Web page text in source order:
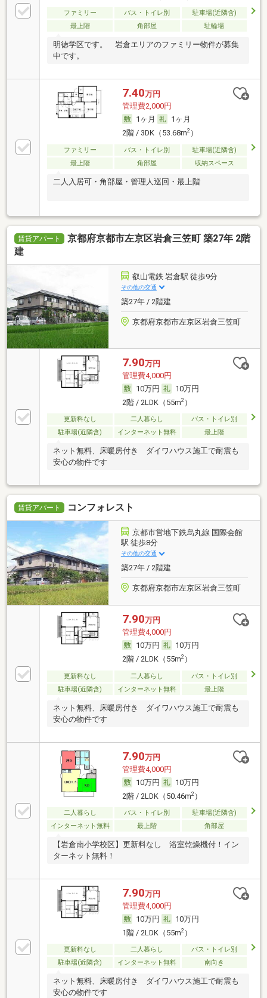
ファミリー バス・トイレ別
駐車場(近隣含)
最上階
角部屋 駐輪場
明徳学区です。 岩倉エリアのファミリー物件が募集
中です。
7.40万円
管理費2,000円
1ヶ月
1ヶ月
2階 / 3DK（53.68m2）
ファミリー バス・トイレ別
駐車場(近隣含)
最上階
角部屋 収納スペース
二人入居可・角部屋・管理人巡回・最上階
賃貸アパート
京都府京都市左京区岩倉三笠町 築27年 2階
建
叡山電鉄 岩倉駅 徒歩9分
その他の交通
築27年 / 2階建
京都府京都市左京区岩倉三笠町
7.90万円
管理費4,000円
10万円
10万円
2階 / 2LDK（55m2）
更新料なし 二人暮らし
バス・トイレ別
駐車場(近隣含)
インターネット無料 最上階
ネット無料、床暖房付き ダイワハウス施工で耐震も
安心の物件です
賃貸アパート コンフォレスト
京都市営地下鉄烏丸線 国際会館
駅 徒歩8分
その他の交通
築27年 / 2階建
京都府京都市左京区岩倉三笠町
7.90万円
管理費4,000円
10万円
10万円
2階 / 2LDK（55m2）
更新料なし 二人暮らし
バス・トイレ別
駐車場(近隣含)
インターネット無料 最上階
ネット無料、床暖房付き ダイワハウス施工で耐震も
安心の物件です
7.90万円
管理費4,000円
10万円
10万円
2階 / 2LDK（50.46m2）
二人暮らし バス・トイレ別
駐車場(近隣含)
インターネット無料
最上階 角部屋
【岩倉南小学校区】更新料なし 浴室乾燥機付！イン
ターネット無料！
7.90万円
管理費4,000円
10万円
10万円
1階 / 2LDK（55m2）
更新料なし 二人暮らし
バス・トイレ別
駐車場(近隣含)
インターネット無料 南向き
ネット無料、床暖房付き ダイワハウス施工で耐震も
安心の物件です